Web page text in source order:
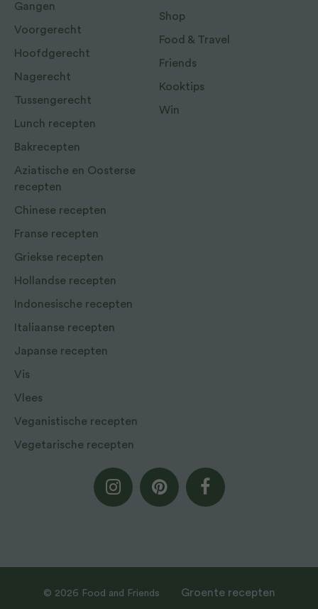
Gangen
Voorgerecht
Hoofdgerecht
Nagerecht
Tussengerecht
Lunch recepten
Bakrecepten
Aziatische en Oosterse
recepten
Chinese recepten
Franse recepten
Griekse recepten
Hollandse recepten
Indonesische recepten
Italiaanse recepten
Japanse recepten
Vis
Vlees
Veganistische recepten
Vegetarische recepten
Shop
Food & Travel
Friends
Kooktips
Win
© 2026 Food and Friends Groente recepten